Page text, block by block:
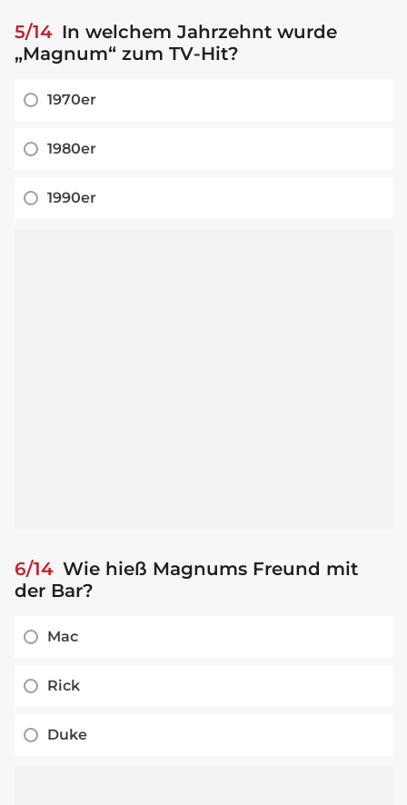
5/14 In welchem Jahrzehnt wurde
„Magnum“ zum TV-Hit?
1970er
1980er
1990er
6/14 Wie hieß Magnums Freund mit
der Bar?
Mac
Rick
Duke